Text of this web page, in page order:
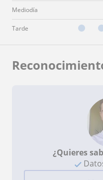
Mediodía
Tarde
¿Quieres